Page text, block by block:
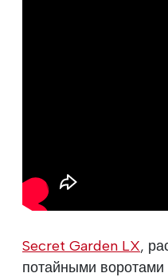
Secret Garden LX,
потайными